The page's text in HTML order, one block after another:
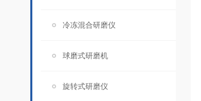
冷冻混合研磨仪
球磨式研磨机
旋转式研磨仪